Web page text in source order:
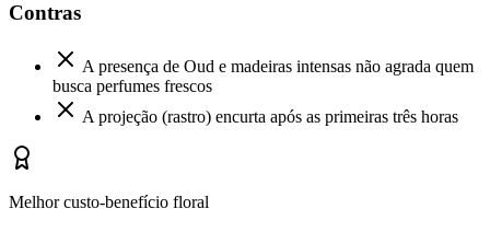
Contras
A presença de Oud e madeiras intensas não agrada quem
busca perfumes frescos
A projeção (rastro) encurta após as primeiras três horas
Melhor custo-benefício floral